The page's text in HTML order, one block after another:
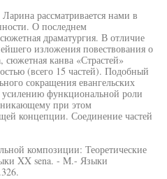
рассматривается нами в
О последнем
драматургия. В отличие
изложения повествования о
канва «Страстей»
(всего 15 частей). Подобный
сокращения евангельских
функциональной роли
при этом
концепции. Соединение частей
композиции: Теоретические
XX sena. - M.- Языки